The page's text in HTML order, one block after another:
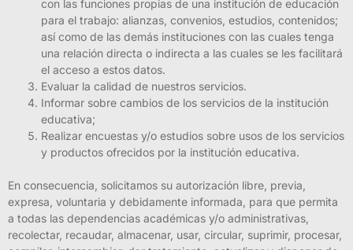
con las funciones propias de una institución de educación
para el trabajo: alianzas, convenios, estudios, contenidos;
así como de las demás instituciones con las cuales tenga
una relación directa o indirecta a las cuales se les facilitará
el acceso a estos datos.
Evaluar la calidad de nuestros servicios.
Informar sobre cambios de los servicios de la institución
educativa;
Realizar encuestas y/o estudios sobre usos de los servicios
y productos ofrecidos por la institución educativa.
En consecuencia, solicitamos su autorización libre, previa,
expresa, voluntaria y debidamente informada, para que permita
a todas las dependencias académicas y/o administrativas,
recolectar, recaudar, almacenar, usar, circular, suprimir, procesar,